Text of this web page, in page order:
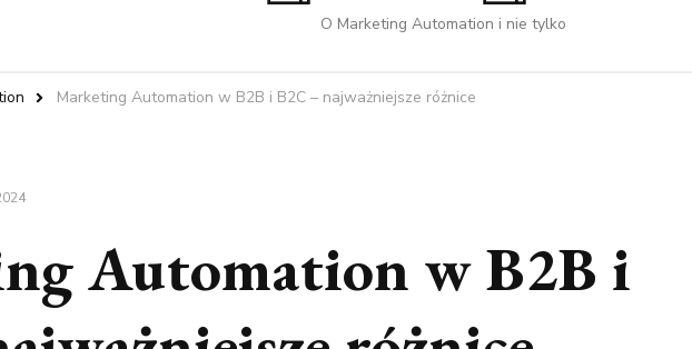
O Marketing Automation i nie tylko
Marketing Automation w B2B i B2C – najważniejsze różnice
Automation w B2B i